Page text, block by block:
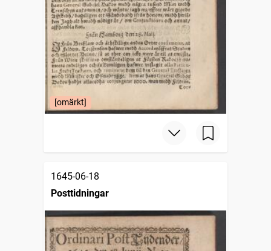
[omärkt]
1645-06-18
Posttidningar